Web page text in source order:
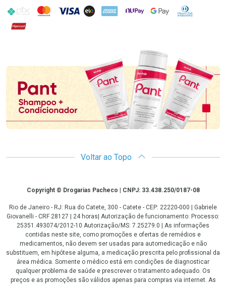
PIX MasterCard
VISA ELO AMEX NuPay Google PayDiners Club
Hipercard
Promoção em Destaque
Voltar ao Topo
CopyrightCopyright © Drogarias Pacheco | CNPJ: 33.438.250/0187-08
Rio de Janeiro - RJ: Rua do Catete, 300 - Catete - CEP: 22220-000 | Gabriele
Giovanelli - CRF 28127 | 24 horas| Autorização de funcionamento: Processo:
25351.493074/2012-10 Autorização/MS: 7.25279.0 | As informações
contidas neste site, como promoções e ofertas de remédios e
medicamentos, não devem ser usadas para automedicação e não
substituem, em hipótese alguma, a medicação prescrita pelo profissional da
área médica. Somente o médico está em condições de diagnosticar
qualquer problema de saúde e prescrever o tratamento adequado. Os
preços e as promoções são válidos apenas para compras via internet. As